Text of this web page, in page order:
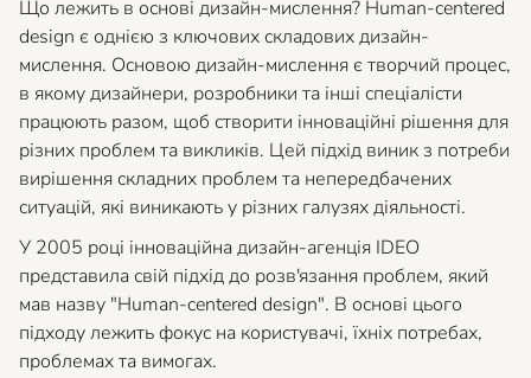
Що лежить в основі дизайн-мислення? Human-centered
design є однією з ключових складових дизайн-
мислення. Основою дизайн-мислення є творчий процес,
в якому дизайнери, розробники та інші спеціалісти
працюють разом, щоб створити інноваційні рішення для
різних проблем та викликів. Цей підхід виник з потреби
вирішення складних проблем та непередбачених
ситуацій, які виникають у різних галузях діяльності.
У 2005 році інноваційна дизайн-агенція IDEO
представила свій підхід до розв'язання проблем, який
мав назву "Human-centered design". В основі цього
підходу лежить фокус на користувачі, їхніх потребах,
проблемах та вимогах.